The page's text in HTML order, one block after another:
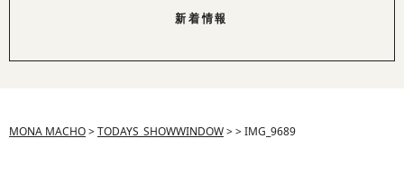
新着情報
MONA MACHO>TODAYS_SHOWWINDOW>>IMG_9689